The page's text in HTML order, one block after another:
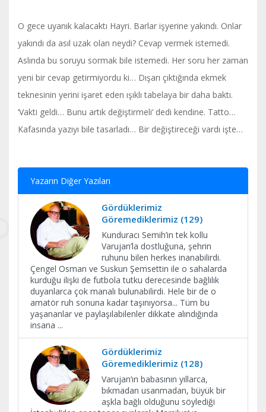
O gece uyanık kalacaktı Hayri. Barlar işyerine yakındı. Onlar
yakındı da asıl uzak olan neydi? Cevap vermek istemedi.
Aslında bu soruyu sormak bile istemedi. Her soru her zaman
yeni bir cevap getirmiyordu ki… Dışarı çıktığında ekmek
teknesinin yerini işaret eden ışıklı tabelaya bir daha baktı.
‘Vakti geldi… Bunu artık değiştirmeli’ dedi kendine. Tatto…
Kafasında yazıyı bile tasarladı… Bir değiştireceği vardı işte…
Yazarın Diğer Yazıları
Gördüklerimiz
Göremediklerimiz (129)
Kunduracı Semih’in tek kollu
Varujan’la dostluğuna, şehrin
ruhunu bilen herkes inanabilirdi.
Çengel Osman ve Suskun Şemsettin ile o sahalarda
kurduğu ilişki de futbola tutku derecesinde bağlılık
duyanlarca çok manalı bulunabilirdi. Hele bir de o
amatör ruh sonuna kadar taşınıyorsa... Tüm bu
yaşananlar ve paylaşılabilenler dikkate alındığında
insana ...
Gördüklerimiz
Göremediklerimiz (128)
Varujan’ın babasının yıllarca,
bıkmadan usanmadan, büyük bir
aşkla bağlı olduğunu söylediği